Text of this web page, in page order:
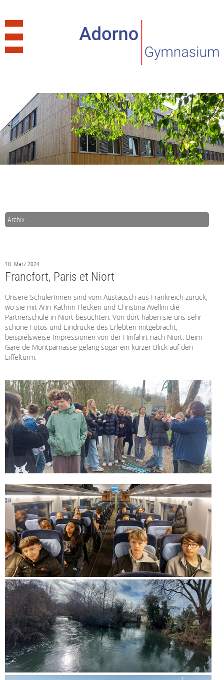
Archiv
18. März 2024
Francfort, Paris et Niort
Unsere SchülerInnen sind vom Austausch aus Frankreich zurück,
wo sie mit Ann-Kathrin Flecken und Christina Avellini die
Partnerschule in Niort besuchten. Von dort haben sie uns sehr
schöne Fotos und Eindrücke des Erlebten mitgebracht,
beispielsweise Impressionen von der Hinfahrt nach Niort. Beim
Gare de Montparnasse gelang sogar ein kurzer Blick auf den
Eiffelturm.